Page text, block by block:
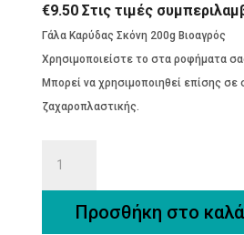
€9.50 Στις τιμές
Γάλα Καρύδας Σκόνη 200g Βιοαγρός
Χρησιμοποιείστε το στα ροφήματα
Μπορεί να χρησιμοποιηθεί επίσης σε
ζαχαροπλαστικής.
ποσότηταΠροσθήκη στο